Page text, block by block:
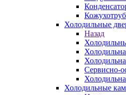
Холодильные
Назад
Сервисно-
Холодильные